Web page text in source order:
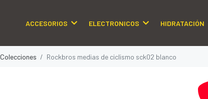
ACCESORIOS ELECTRONICOS HIDRATACIÓN
Colecciones Rockbros medias de ciclismo sck02 blanco